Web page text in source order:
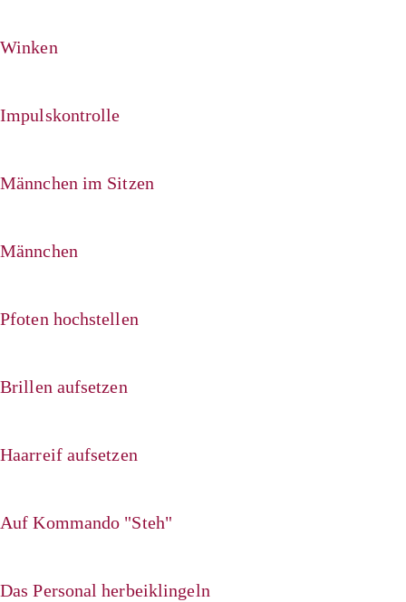
Winken
Impulskontrolle
Männchen im Sitzen
Männchen
Pfoten hochstellen
Brillen aufsetzen
Haarreif aufsetzen
Auf Kommando "Steh"
Das Personal herbeiklingeln